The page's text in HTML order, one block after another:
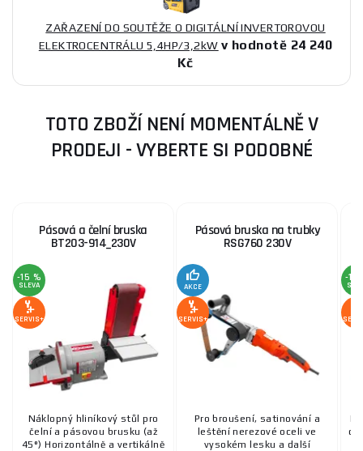
ZAŘAZENÍ DO SOUTĚŽE O DIGITÁLNÍ INVERTOROVOU
ELEKTROCENTRÁLU 5,4HP/3,2kW v hodnotě 24 240
Kč
TOTO ZBOŽÍ NENÍ MOMENTÁLNĚ V
PRODEJI - VYBERTE SI PODOBNÉ
Pásová a čelní bruska
BT203-914_230V
-15 %
SLEVA
SERVIS+
Náklopný hliníkový stůl pro
čelní a pásovou brusku (až
45°) Horizontálně a vertikálně
Pásová bruska na trubky
RSG760 230V
AKCE
SERVIS+
Pro broušení, satinování a
leštění nerezové oceli ve
vysokém lesku a další
-15